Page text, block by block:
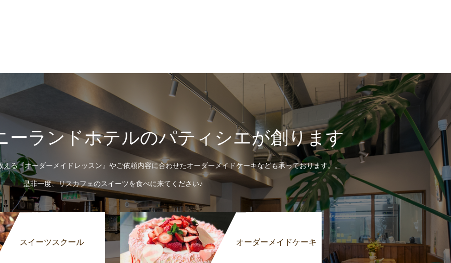
ーランドホテルのパティシエが創ります
る『オーダーメイドレッスン』やご依頼内容に合わせたオーダーメイドケーキなども承っております。。
是非一度、リスカフェのスイーツを食べに来てください♪
スイーツスクール オーダーメイドケーキ